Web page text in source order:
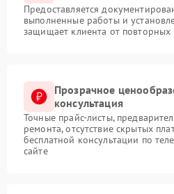
Предоставляется
выполненные работы и
защищает клиента от повторных
Прозрачное
консультация
Точные прайс-листы,
ремонта, отсутствие скрытых
бесплатной консультации по
сайте